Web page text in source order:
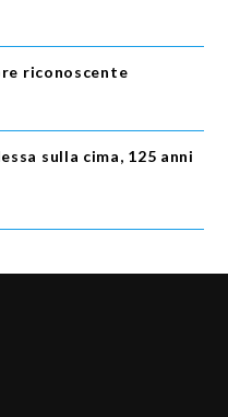
riconoscente
sulla cima, 125 anni